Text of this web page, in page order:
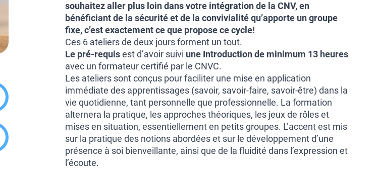
souhaitez aller plus loin dans votre intégration de la CNV, en
bénéficiant de la sécurité et de la convivialité qu’apporte un groupe
fixe, c’est exactement ce que propose ce cycle!
Ces 6 ateliers de deux jours forment un tout.
Le pré-requisest d’avoir suivi une Introduction de minimum 13 heures
avec un formateur certifié par le CNVC.
Les ateliers sont conçus pour faciliter une mise en application
immédiate des apprentissages (savoir, savoir-faire, savoir-être) dans la
vie quotidienne, tant personnelle que professionnelle. La formation
alternera la pratique, les approches théoriques, les jeux de rôles et
mises en situation, essentiellement en petits groupes. L’accent est mis
sur la pratique des notions abordées et sur le développement d’une
présence à soi bienveillante, ainsi que de la fluidité dans l’expression et
l’écoute.